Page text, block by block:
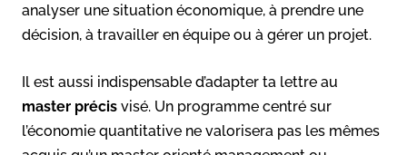
analyser une situation économique, à prendre une
décision, à travailler en équipe ou à gérer un projet.
Il est aussi indispensable d’adapter ta lettre au
master précis visé. Un programme centré sur
l’économie quantitative ne valorisera pas les mêmes